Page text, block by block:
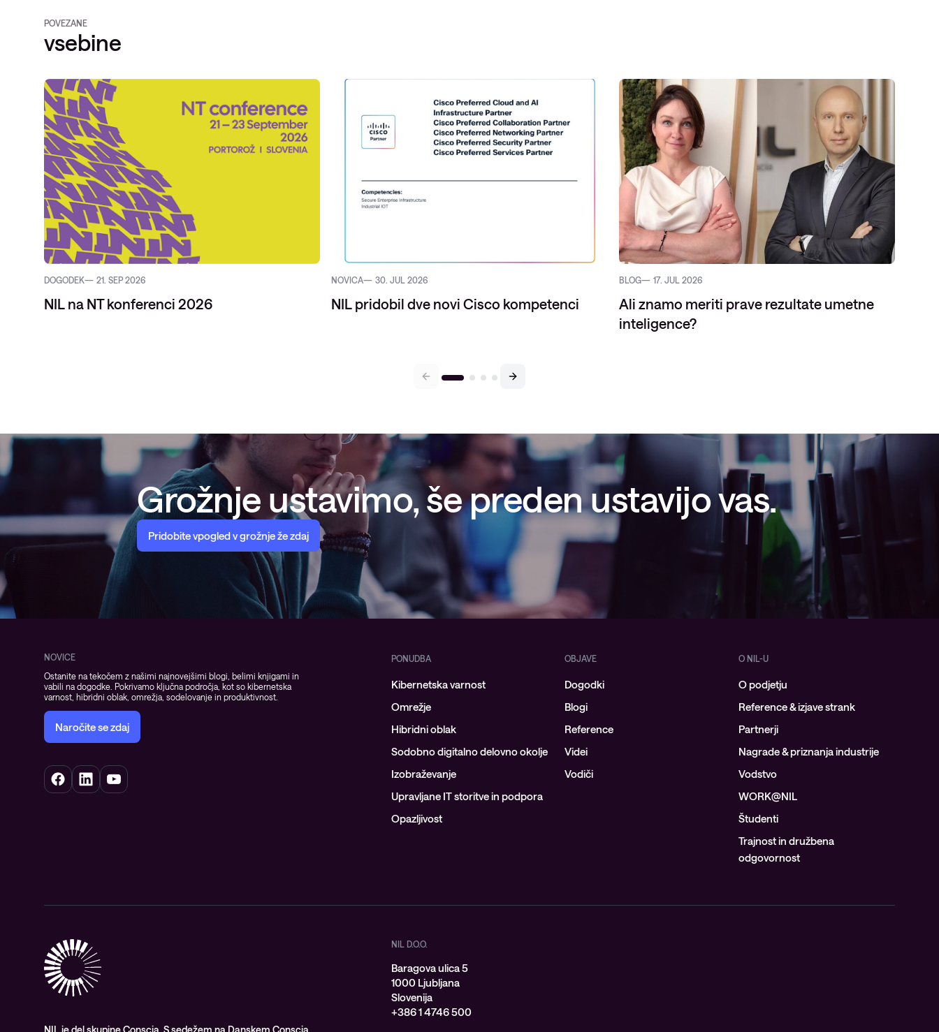
POVEZANE
vsebine
DOGODEK 21. SEP 2026
NIL na NT konferenci 2026
NOVICA 30. JUL 2026
NIL pridobil dve novi Cisco kompetenci
BLOG 17. JUL 2026
Ali znamo meriti prave rezultate umetne
inteligence?
Grožnje ustavimo, še preden ustavijo vas.
Pridobite vpogled v grožnje že zdaj
NOVICE
Ostanite na tekočem z našimi najnovejšimi blogi, belimi knjigami in
vabili na dogodke. Pokrivamo ključna področja, kot so kibernetska
varnost, hibridni oblak, omrežja, sodelovanje in produktivnost.
Naročite se zdaj
PONUDBA
Kibernetska varnost
Omrežje
Hibridni oblak
Sodobno digitalno delovno okolje
Izobraževanje
Upravljane IT storitve in podpora
Opazljivost
OBJAVE
Dogodki
Blogi
Reference
Videi
Vodiči
O NIL-U
O podjetju
Reference & izjave strank
Partnerji
Nagrade & priznanja industrije
Vodstvo
WORK@NIL
Študenti
Trajnost in družbena
odgovornost
NIL je del skupine Conscia. S sedežem na Danskem Conscia
NIL D.O.O.
Baragova ulica 5
1000 Ljubljana
Slovenija
+386 1 4746 500